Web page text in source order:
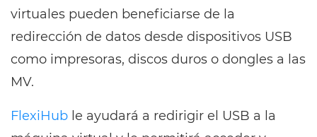
virtuales pueden beneficiarse de la
redirección de datos desde dispositivos USB
como impresoras, discos duros o dongles a las
MV.
FlexiHub le ayudará a redirigir el USB a la